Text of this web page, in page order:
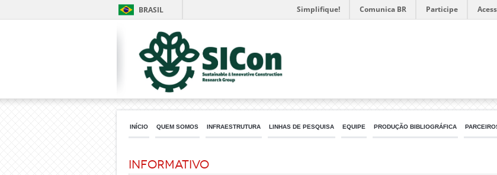
BRASIL Simplifique! Comunica BR Participe
INÍCIO QUEM SOMOS INFRAESTRUTURA LINHAS DE PESQUISA EQUIPE PRODUÇÃO BIBLIOGRÁFICA
Informativo